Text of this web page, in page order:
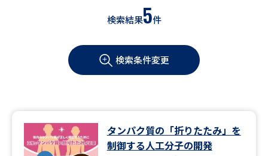
大学・短大の資料種類から請求
学部・学科パンフ
過去問題集
検索結果5件
検索条件変更
タンパク質の「折りたたみ」を
制御する人工分子の開発